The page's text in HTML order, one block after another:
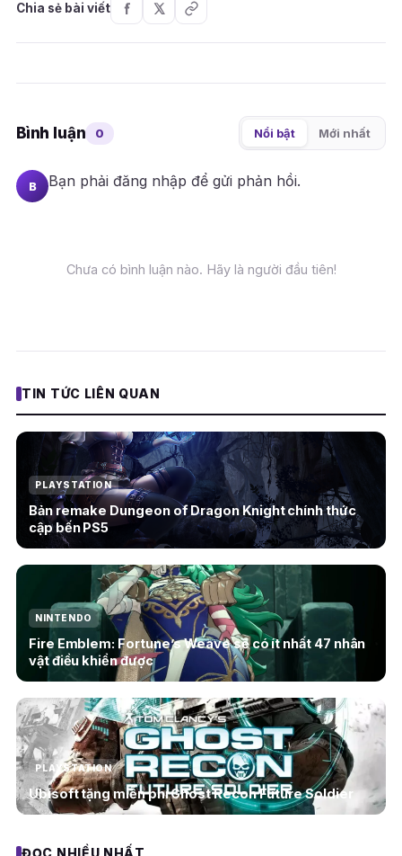
Chia sẻ bài viết
Bình luận 0 Nổi bật Mới nhất
B Bạn phải đăng nhập để gửi phản hồi.
Chưa có bình luận nào. Hãy là người đầu tiên!
TIN TỨC LIÊN QUAN
PLAYSTATION
Bản remake Dungeon of Dragon Knight chính thức
cập bến PS5
NINTENDO
Fire Emblem: Fortune’s Weave sẽ có ít nhất 47 nhân
vật điều khiển được
PLAYSTATION
Ubisoft tặng miễn phí Ghost Recon Future Soldier